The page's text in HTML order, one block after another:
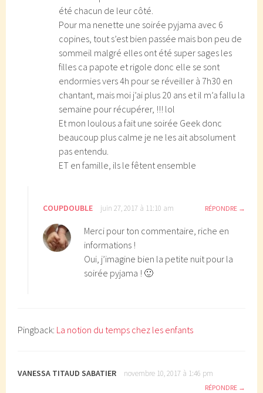
été chacun de leur côté.
Pour ma nenette une soirée pyjama avec 6
copines, tout s’est bien passée mais bon peu de
sommeil malgré elles ont été super sages les
filles ca papote et rigole donc elle se sont
endormies vers 4h pour se réveiller à 7h30 en
chantant, mais moi j’ai plus 20 ans et il m’a fallu la
semaine pour récupérer, !!! lol
Et mon loulous a fait une soirée Geek donc
beaucoup plus calme je ne les ait absolument
pas entendu.
ET en famille, ils le fêtent ensemble
COUPDOUBLE juin 27, 2017 à 11:10 am RÉPONDRE
Merci pour ton commentaire, riche en
informations !
Oui, j’imagine bien la petite nuit pour la
soirée pyjama ! 🙂
Pingback: La notion du temps chez les enfants
VANESSA TITAUD SABATIER novembre 10, 2017 à 1:46 pm
RÉPONDRE